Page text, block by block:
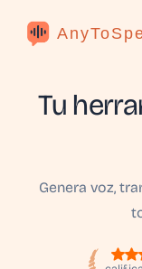
Tu
Genera voz,